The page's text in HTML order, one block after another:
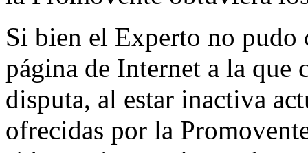
Si bien el Experto no pudo
página de Internet a la que
disputa, al estar inactiva
ofrecidas por la